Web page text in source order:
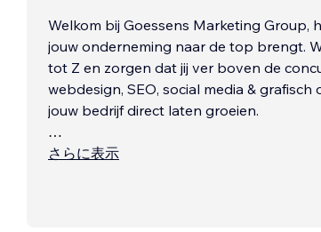
Welkom bij Goessens Marketing
jouw onderneming naar de top brengt.
tot Z en zorgen dat jij ver boven de
webdesign, SEO, social media &
jouw bedrijf direct laten groeien.
Bij ons draait alles om impact. Wij
さらに表示